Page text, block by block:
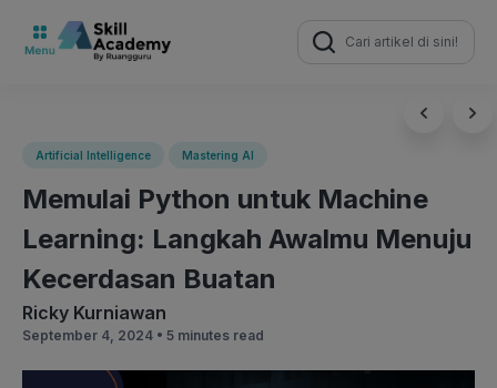
Search
for:
Artificial Intelligence Mastering AI
Memulai Python untuk Machine
Learning: Langkah Awalmu Menuju
Kecerdasan Buatan
Ricky Kurniawan
September 4, 2024 • 5 minutes read